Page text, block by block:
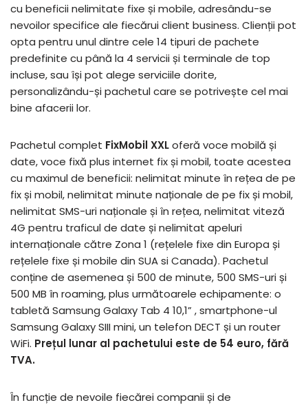
cu beneficii nelimitate fixe și mobile, adresându-se
nevoilor specifice ale fiecărui client business. Clienții pot
opta pentru unul dintre cele 14 tipuri de pachete
predefinite cu până la 4 servicii și terminale de top
incluse, sau își pot alege serviciile dorite,
personalizându-și pachetul care se potrivește cel mai
bine afacerii lor.
Pachetul complet FixMobil XXLoferă voce mobilă și
date, voce fixă plus internet fix și mobil, toate acestea
cu maximul de beneficii: nelimitat minute în rețea de pe
fix și mobil, nelimitat minute naționale de pe fix și mobil,
nelimitat SMS-uri naționale și în rețea, nelimitat viteză
4G pentru traficul de date și nelimitat apeluri
internaționale către Zona 1 (rețelele fixe din Europa și
rețelele fixe și mobile din SUA si Canada). Pachetul
conține de asemenea și 500 de minute, 500 SMS-uri și
500 MB în roaming, plus următoarele echipamente: o
tabletă Samsung Galaxy Tab 4 10,1” , smartphone-ul
Samsung Galaxy SIII mini, un telefon DECT și un router
WiFi. Prețul lunar al pachetului este de 54 euro, fără
TVA.
În funcție de nevoile fiecărei companii și de